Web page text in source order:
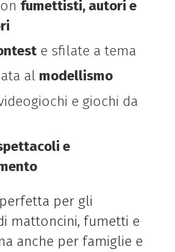
fumettisti, autori e
e sfilate a tema
al modellismo
e giochi da
e
per gli
mattoncini, fumetti e
anche per famiglie e